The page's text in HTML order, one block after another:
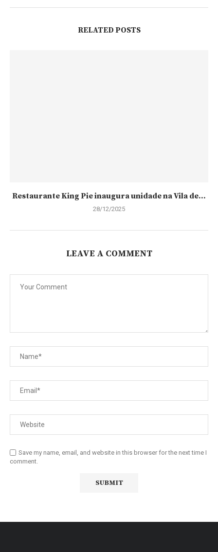
RELATED POSTS
Restaurante King Pie inaugura unidade na Vila de...
28/12/2025
LEAVE A COMMENT
Save my name, email, and website in this browser for the next time I
comment.